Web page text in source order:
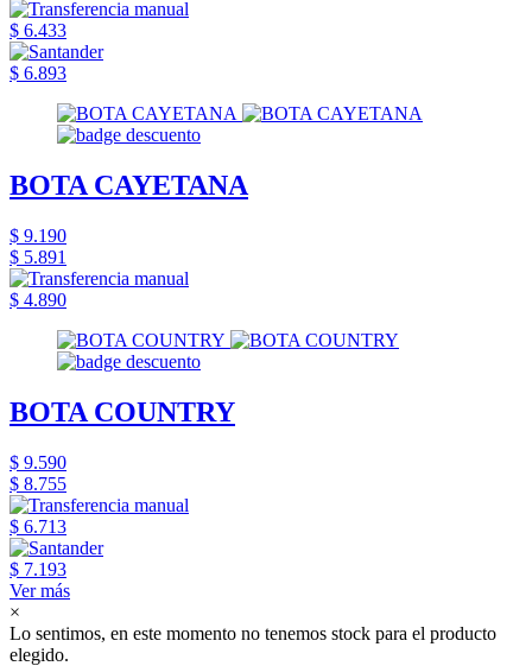
$ 6.433
$ 6.893
BOTA CAYETANA
$ 9.190
$ 5.891
$ 4.890
BOTA COUNTRY
$ 9.590
$ 8.755
$ 6.713
$ 7.193
Ver más
×
Lo sentimos, en este momento no tenemos stock para el producto
elegido.